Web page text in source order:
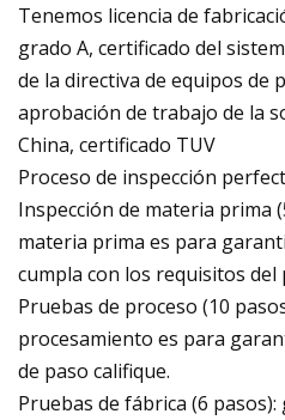
Tenemos licencia de
grado A, certificado del
de la directiva de equipos de
aprobación de trabajo de la
China, certificado TUV
Proceso de inspección
Inspección de materia prima
materia prima es para
cumpla con los requisitos del
Pruebas de proceso (10
procesamiento es para
de paso califique.
Pruebas de fábrica (6